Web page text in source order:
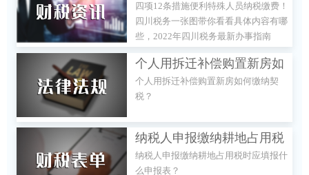
纳税缴费！一张图带你看看
具体内容有哪些
四项12条措施便利特殊人员纳税缴费！
四川税务一张图带你看看具体内容有哪
些，2022年四川税务最新办事指南
个人用拆迁补偿购置新房如
何缴纳契税？
个人用拆迁补偿购置新房如何缴纳契
税？
纳税人申报缴纳耕地占用税
时应填报什么申报表？
纳税人申报缴纳耕地占用税时应填报什
么申报表？